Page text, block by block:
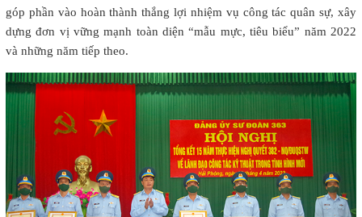
góp phần vào hoàn thành thắng lợi nhiệm vụ công tác quân sự, xây
dựng đơn vị vững mạnh toàn diện “mẫu mực, tiêu biểu” năm 2022
và những năm tiếp theo.